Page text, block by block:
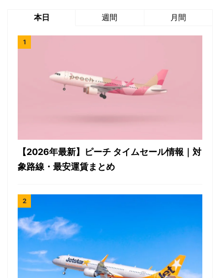
本日 週間 月間
【2026年最新】ピーチ タイムセール情報｜対
象路線・最安運賃まとめ